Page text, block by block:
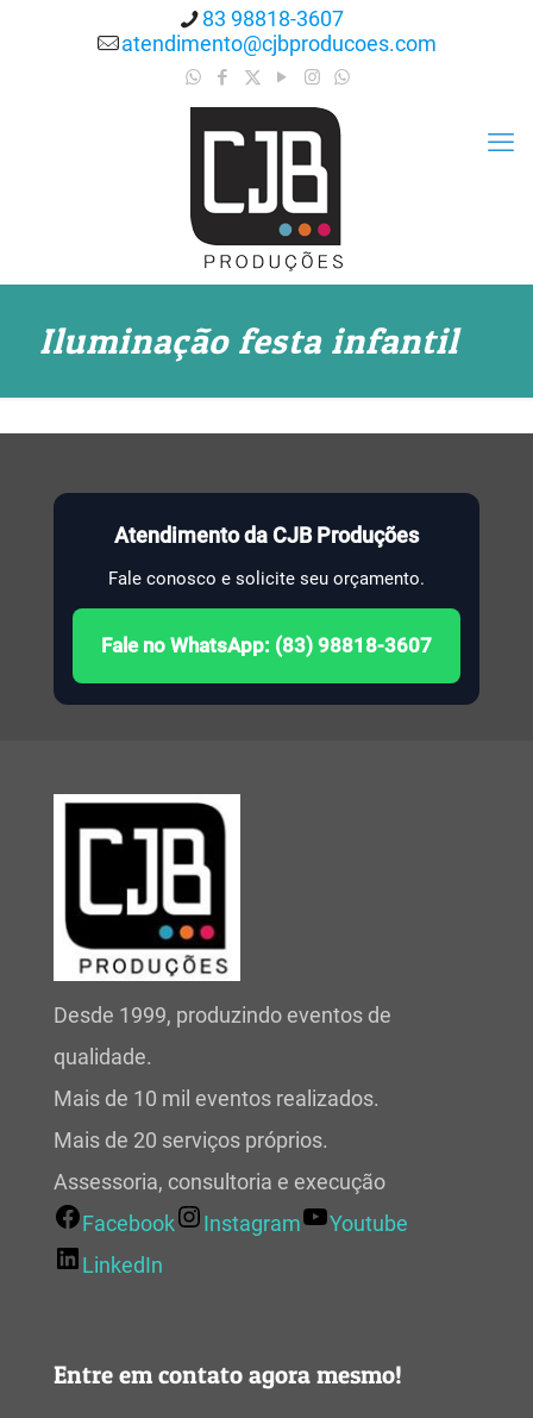
83 98818-3607
atendimento@cjbproducoes.com
Iluminação festa infantil
Atendimento da CJB Produções
Fale conosco e solicite seu orçamento.
Fale no WhatsApp: (83) 98818-3607
Desde 1999, produzindo eventos de
qualidade.
Mais de 10 mil eventos realizados.
Mais de 20 serviços próprios.
Assessoria, consultoria e execução
Facebook
Instagram
Youtube
LinkedIn
Entre em contato agora mesmo!